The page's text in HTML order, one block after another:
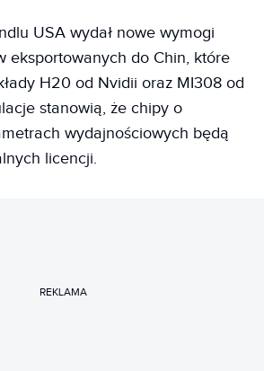
USA wydał nowe wymogi
eksportowanych do Chin, które
H20 od Nvidii oraz MI308 od
stanowią, że chipy o
wydajnościowych będą
licencji.
REKLAMA